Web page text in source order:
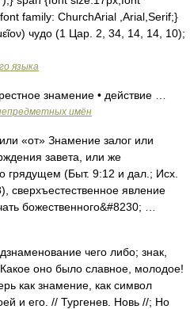
family: ChurchArial ,Arial,Serif;}
чудо (1 Цар. 2, 34, 14, 14, 10);
языка
знамение • действие …
имён
«от» Знамение залог или
завета, или же
грядущем (Быт. 9:12 и дал.; Исх.
сверхъестественное явление
божественного&#8230; …
чего либо; знак,
оно было славное, молодое!
как знамение, как символ
и его. // Тургенев. Новь //; Но